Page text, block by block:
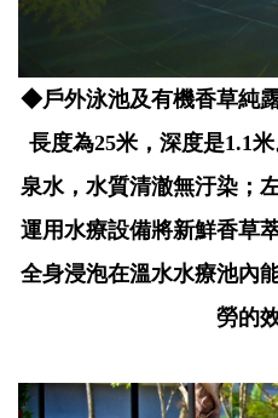
◆戶外泳池及有機香草純
長度為25米，深度是1.1
泉水，水質清澈無汙染；
運用水療設備將新鮮香草
全身浸泡在溫水水療池內
勞的